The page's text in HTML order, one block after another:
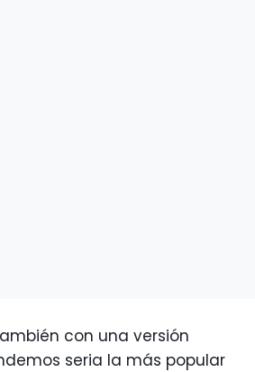
con una versión
seria la más popular